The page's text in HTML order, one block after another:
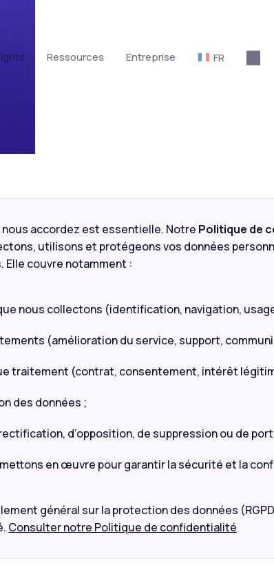
Ressources Entreprise FR
nous accordez est essentielle. Notre Politique de
utilisons et protégeons vos données
couvre notamment :
nous collectons (identification, navigation,
(amélioration du service, support,
traitement (contrat, consentement, intérêt
des données ;
d’opposition, de suppression ou de
en œuvre pour garantir la sécurité et la
général sur la protection des données
Consulter notre Politique de confidentialité